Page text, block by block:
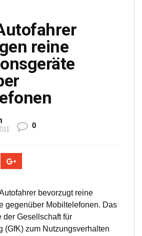
reine
0
bevorzugt reine
gegenüber Mobiltelefonen. Das
der Gesellschaft für
(GfK) zum Nutzungsverhalten